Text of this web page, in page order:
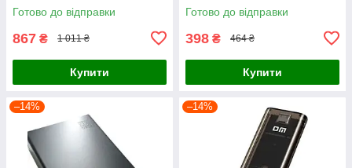
Готово до відправки
867 ₴ 1 011 ₴
Купити
Готово до відправки
398 ₴ 464 ₴
Купити
–14% –14%